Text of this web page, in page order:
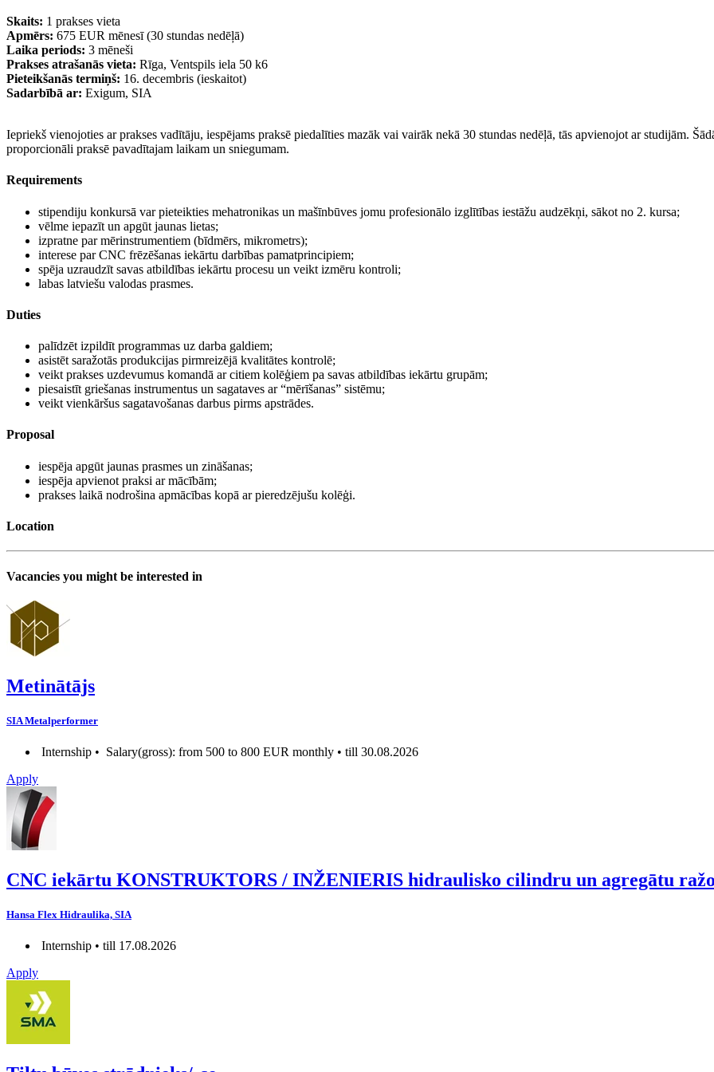
Skaits: 1 prakses vieta
Apmērs: 675 EUR mēnesī (30 stundas nedēļā)
Laika periods: 3 mēneši
Prakses atrašanās vieta: Rīga, Ventspils iela 50 k6
Pieteikšanās termiņš: 16. decembris (ieskaitot)
Sadarbībā ar: Exigum, SIA
Iepriekš vienojoties ar prakses vadītāju, iespējams praksē piedalīties mazāk vai vairāk nekā 30 stundas nedēļā, tās apvienojot ar studijām.
proporcionāli praksē pavadītajam laikam un sniegumam.
Requirements
stipendiju konkursā var pieteikties mehatronikas un mašīnbūves jomu profesionālo izglītības iestāžu audzēkņi, sākot no 2. kursa;
vēlme iepazīt un apgūt jaunas lietas;
izpratne par mērinstrumentiem (bīdmērs, mikrometrs);
interese par CNC frēzēšanas iekārtu darbības pamatprincipiem;
spēja uzraudzīt savas atbildības iekārtu procesu un veikt izmēru kontroli;
labas latviešu valodas prasmes.
Duties
palīdzēt izpildīt programmas uz darba galdiem;
asistēt saražotās produkcijas pirmreizējā kvalitātes kontrolē;
veikt prakses uzdevumus komandā ar citiem kolēģiem pa savas atbildības iekārtu grupām;
piesaistīt griešanas instrumentus un sagataves ar “mērīšanas” sistēmu;
veikt vienkāršus sagatavošanas darbus pirms apstrādes.
Proposal
iespēja apgūt jaunas prasmes un zināšanas;
iespēja apvienot praksi ar mācībām;
prakses laikā nodrošina apmācības kopā ar pieredzējušu kolēģi.
Location
Vacancies you might be interested in
Metinātājs
SIA Metalperformer
Internship • Salary(gross): from 500 to 800 EUR monthly • till 30.08.2026
Apply
CNC iekārtu KONSTRUKTORS / INŽENIERIS hidraulisko cilindru un agregātu
Hansa Flex Hidraulika, SIA
Internship • till 17.08.2026
Apply